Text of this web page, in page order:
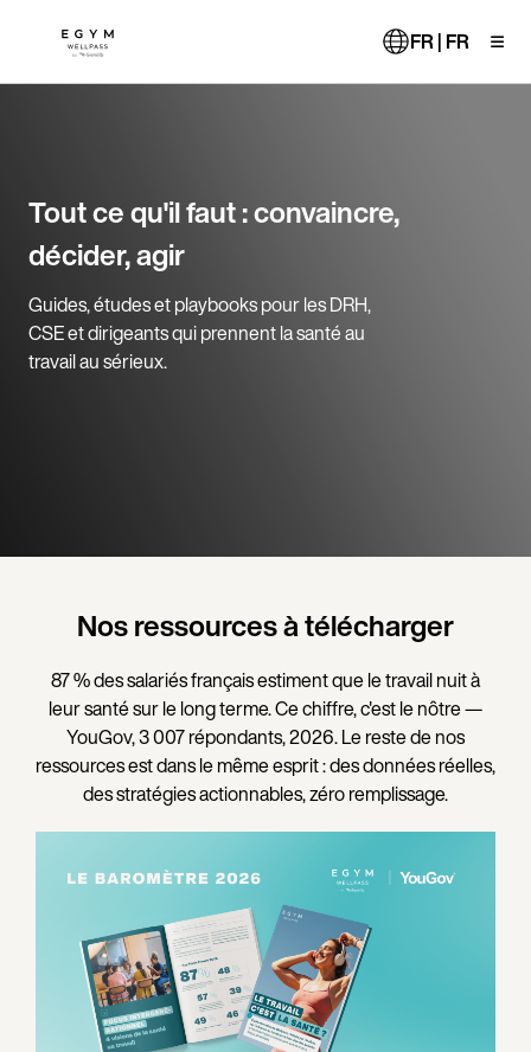
contenu FR | FR
Tout ce qu'il faut : convaincre,
décider, agir
Guides, études et playbooks pour les DRH,
CSE et dirigeants qui prennent la santé au
travail au sérieux.
Nos ressources à télécharger
87 % des salariés français estiment que le travail nuit à
leur santé sur le long terme. Ce chiffre, c'est le nôtre —
YouGov, 3 007 répondants, 2026. Le reste de nos
ressources est dans le même esprit : des données réelles,
des stratégies actionnables, zéro remplissage.